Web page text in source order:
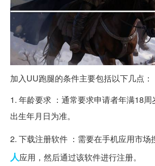
加入UU跑腿的条件主要包括以下几点：
1. 年龄要求 ：通常要求申请者年满18
出生年月日为准。
2. 下载注册软件 ：需要在手机应用市场
人应用，然后通过该软件进行注册。